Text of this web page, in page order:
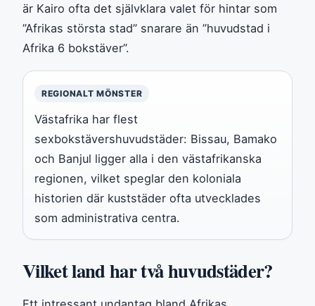
är Kairo ofta det självklara valet för hintar som
”Afrikas största stad” snarare än ”huvudstad i
Afrika 6 bokstäver”.
REGIONALT MÖNSTER
Västafrika har flest
sexbokstävershuvudstäder: Bissau, Bamako
och Banjul ligger alla i den västafrikanska
regionen, vilket speglar den koloniala
historien där kuststäder ofta utvecklades
som administrativa centra.
Vilket land har två huvudstäder?